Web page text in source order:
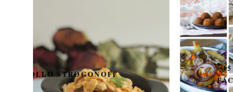
15 RECETAS DE VERANO
FÁCILES CON THERMOMIX